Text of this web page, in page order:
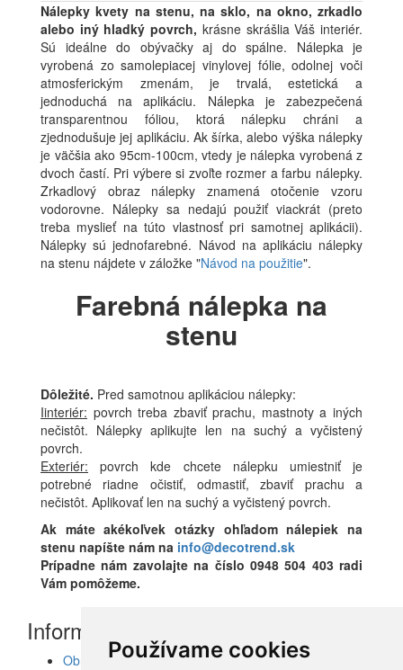
Používame cookies
Nálepky kvety na stenu, na sklo, na okno, zrkadlo
alebo iný hladký povrch, krásne skrášlia Váš interiér.
Sú ideálne do obývačky aj do spálne. Nálepka je
vyrobená zo samolepiacej vinylovej fólie, odolnej voči
atmosferickým zmenám, je trvalá, estetická a
jednoduchá na aplikáciu. Nálepka je zabezpečená
transparentnou fóliou, ktorá nálepku chráni a
zjednodušuje jej aplikáciu. Ak šírka, alebo výška nálepky
je väčšia ako 95cm-100cm, vtedy je nálepka vyrobená z
dvoch častí. Pri výbere si zvoľte rozmer a farbu nálepky.
Zrkadlový obraz nálepky znamená otočenie vzoru
vodorovne. Nálepky sa nedajú použiť viackrát (preto
treba myslieť na túto vlastnosť pri samotnej aplikácii).
Nálepky sú jednofarebné. Návod na aplikáciu nálepky
na stenu nájdete v záložke "Návod na použitie".
Farebná nálepka na
stenu
Dôležité. Pred samotnou aplikáciou nálepky:
Iinteriér: povrch treba zbaviť prachu, mastnoty a iných
nečistôt. Nálepky aplikujte len na suchý a vyčistený
povrch.
Exteriér: povrch kde chcete nálepku umiestniť je
potrebné riadne očistiť, odmastiť, zbaviť prachu a
nečistôt. Aplikovať len na suchý a vyčistený povrch.
Ak máte akékoľvek otázky ohľadom nálepiek na
stenu napíšte nám na info@decotrend.sk
Prípadne nám zavolajte na číslo 0948 504 403 radi
Vám pomôžeme.
Informácie
Obrazy, nálepky, fototapety, šablóny, dekorácie,